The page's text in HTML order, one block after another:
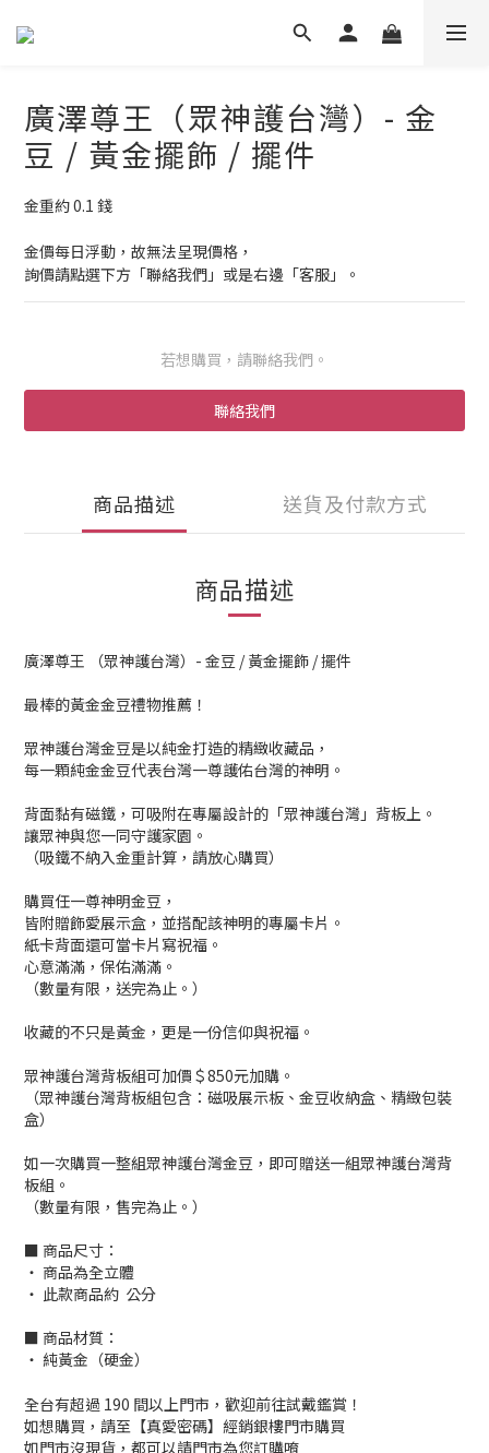
廣澤尊王（眾神護台灣）- 金
豆 / 黃金擺飾 / 擺件
金重約 0.1 錢
金價每日浮動，故無法呈現價格，
詢價請點選下方「聯絡我們」或是右邊「客服」。
若想購買，請聯絡我們。
聯絡我們
商品描述 送貨及付款方式
商品描述
廣澤尊王 （眾神護台灣）- 金豆 / 黃金擺飾 / 擺件
最棒的黃金金豆禮物推薦！
眾神護台灣金豆是以純金打造的精緻收藏品，
每一顆純金金豆代表台灣一尊護佑台灣的神明。
背面黏有磁鐵，可吸附在專屬設計的「眾神護台灣」背板上。
讓眾神與您一同守護家園。
（吸鐵不納入金重計算，請放心購買）
購買任一尊神明金豆，
皆附贈飾愛展示盒，並搭配該神明的專屬卡片。
紙卡背面還可當卡片寫祝福。
心意滿滿，保佑滿滿。
（數量有限，送完為止。）
收藏的不只是黃金，更是一份信仰與祝福。
眾神護台灣背板組可加價＄850元加購。
（眾神護台灣背板組包含：磁吸展示板、金豆收納盒、精緻包裝
盒）
如一次購買一整組眾神護台灣金豆，即可贈送一組眾神護台灣背
板組。
（數量有限，售完為止。）
■ 商品尺寸：
‧ 商品為全立體
‧ 此款商品約 公分
■ 商品材質：
‧ 純黃金（硬金）
全台有超過 190 間以上門市，歡迎前往試戴鑑賞！
如想購買，請至【真愛密碼】經銷銀樓門市購買
如門市沒現貨，都可以請門市為您訂購唷